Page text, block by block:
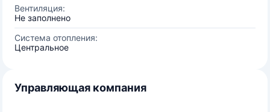
Вентиляция:
Не заполнено
Система отопления:
Центральное
Управляющая компания